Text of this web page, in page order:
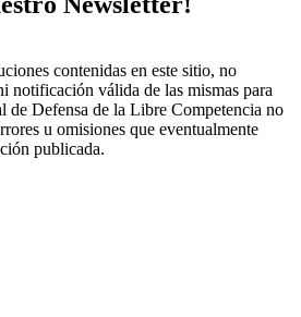
contenidas en este sitio, no
notificación válida de las mismas para
de Defensa de la Libre Competencia no
u omisiones que eventualmente
publicada.